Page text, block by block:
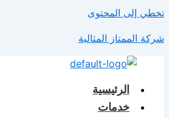
تخطي إلى المحتوى
شركة الممتاز المثالية
الرئيسية
خدمات